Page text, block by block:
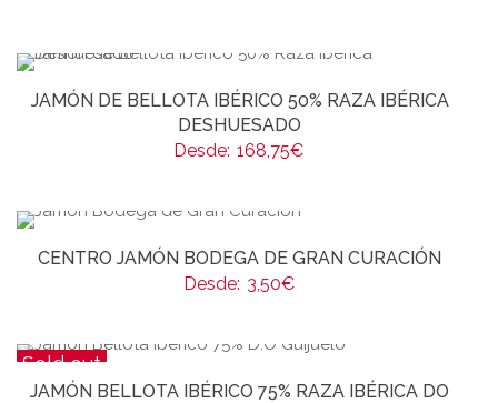
JAMÓN DE BELLOTA IBÉRICO 50% RAZA IBÉRICA
DESHUESADO
Desde: 168,75€
CENTRO JAMÓN BODEGA DE GRAN CURACIÓN
Desde: 3,50€
Sold out
JAMÓN BELLOTA IBÉRICO 75% RAZA IBÉRICA DO